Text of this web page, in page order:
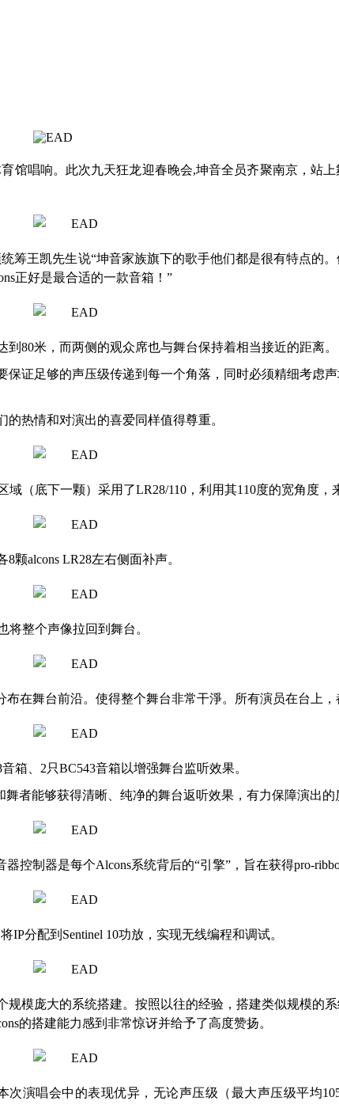
馆唱响。此次九天狂龙迎春晚会,坤音全员齐聚南京，站
筹王凯先生说“坤音家族旗下的歌手他们都是很有特点的
正好是最合适的一款音箱！”
80米，而两侧的观众席也与舞台保持着相当接近的距离。
证足够的声压级传递到每一个角落，同时必须精细考虑
热情和对演出的喜爱同样值得尊重。
（底下一颗）采用了LR28/110，利用其110度的宽角度，
alcons LR28左右侧面补声。
将整个声像拉回到舞台。
在舞台前沿。使得整个舞台非常干淨。所有演员在台上
箱、2只BC543音箱以增强舞台监听效果。
者能够获得清晰、纯净的舞台返听效果，有力保障演出的
控制器是每个Alcons系统背后的“引擎”，旨在获得pro-
分配到Sentinel 10功放，实现无线编程和调试。
模庞大的系统搭建。按照以往的经验，搭建类似规模的
的搭建能力感到非常惊讶并给予了高度赞扬。
演唱会中的表现优异，无论声压级（最大声压级平均